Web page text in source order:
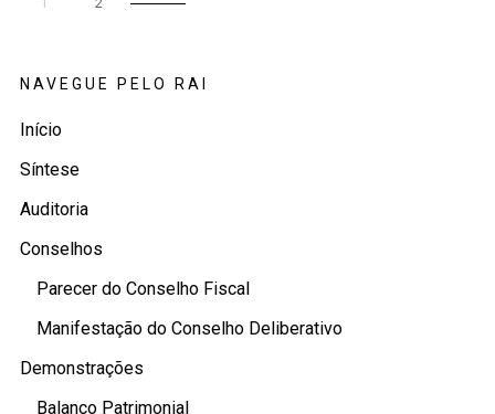
NAVEGUE PELO RAI
Início
Síntese
Auditoria
Conselhos
Parecer do Conselho Fiscal
Manifestação do Conselho Deliberativo
Demonstrações
Balanço Patrimonial